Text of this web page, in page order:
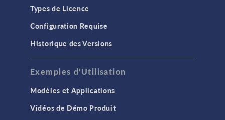
Types de Licence
Configuration Requise
Historique des Versions
Exemples d'Utilisation
Modèles et Applications
Vidéos de Démo Produit